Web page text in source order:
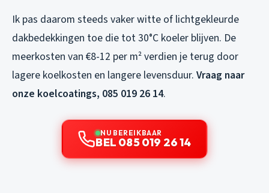
Ik pas daarom steeds vaker witte of lichtgekleurde
dakbedekkingen toe die tot 30°C koeler blijven. De
meerkosten van €8-12 per m² verdien je terug door
lagere koelkosten en langere levensduur. Vraag naar
onze koelcoatings, 085 019 26 14.
NU BEREIKBAAR
BEL 085 019 26 14